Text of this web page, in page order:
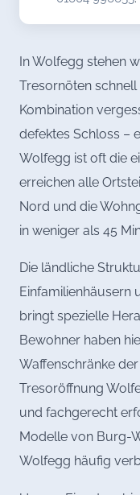
In Wolfegg stehen
Tresornöten
Kombination
defektes Schloss –
Wolfegg ist oft die
erreichen alle
Nord und die
in weniger als 45
Die ländliche
Einfamilienhäusern
bringt spezielle
Bewohner haben
Waffenschränke
Tresoröffnung
und fachgerecht
Modelle von Burg-
Wolfegg häufig